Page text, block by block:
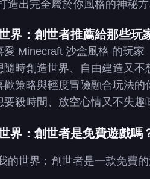
造出完全屬於你風格的神秘方
界：創世者推薦給那些玩
愛 Minecraft 沙盒風格 的玩家
隨時創造世界、自由建造又不
歡策略與輕度冒險融合玩法的
要殺時間、放空心情又不失趣
界：創世者是免費遊戲嗎
的世界：創世者是一款免費